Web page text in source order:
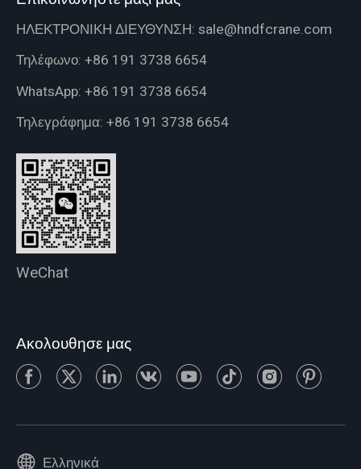
ΗΛΕΚΤΡΟΝΙΚΗ ΔΙΕΥΘΥΝΣΗ: sale@hndfcrane.com
Τηλέφωνο: +86 191 3738 6654
WhatsApp: +86 191 3738 6654
Τηλεγράφημα: +86 191 3738 6654
WeChat
Ακολουθησε μας
Ελληνικά